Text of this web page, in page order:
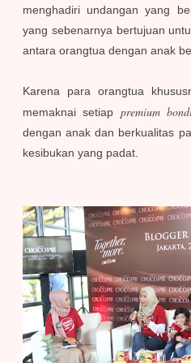
menghadiri undangan yang
yang sebenarnya bertujuan
antara orangtua dengan anak
Karena para orangtua
memaknai setiap premium
dengan anak dan berkualitas
kesibukan yang padat.